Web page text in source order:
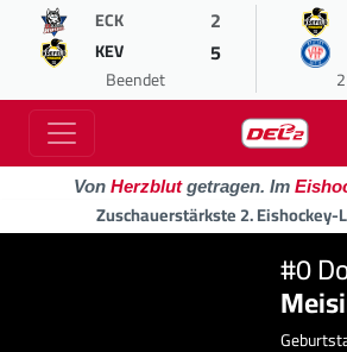
ECK 2
KEV 5
Beendet
Von Herzblutgetragen. Im
Zuschauerstärkste 2. Eishockey-
#0